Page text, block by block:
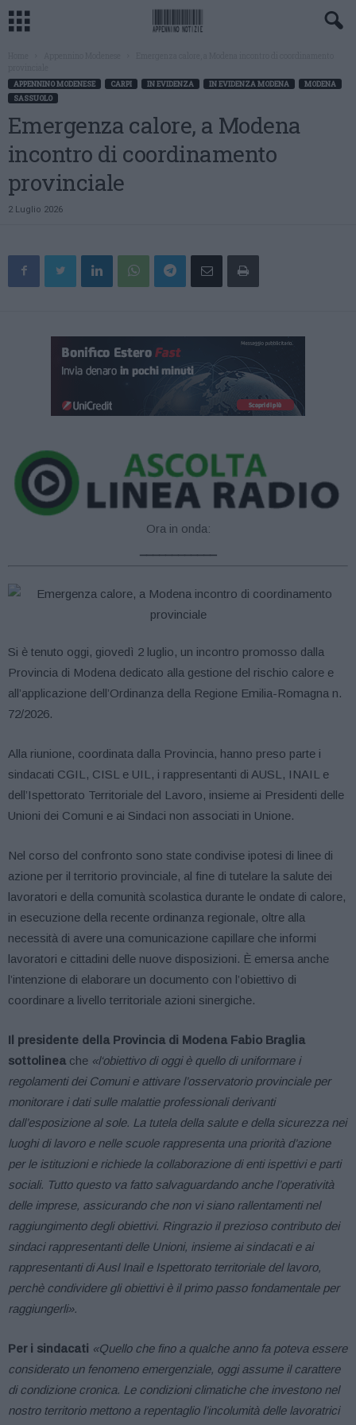
APPENNINO MODENESE CARPI IN EVIDENZA IN EVIDENZA MODENA
MODENA
SASSUOLO
Emergenza calore, a Modena
incontro di coordinamento
provinciale
2 Luglio 2026
Ora in onda:
Si è tenuto oggi, giovedì 2 luglio, un incontro promosso dalla
Provincia di Modena dedicato alla gestione del rischio calore e
all’applicazione dell’Ordinanza della Regione Emilia-Romagna n.
72/2026.
Alla riunione, coordinata dalla Provincia, hanno preso parte i
sindacati CGIL, CISL e UIL, i rappresentanti di AUSL, INAIL e
dell’Ispettorato Territoriale del Lavoro, insieme ai Presidenti delle
Unioni dei Comuni e ai Sindaci non associati in Unione.
Nel corso del confronto sono state condivise ipotesi di linee di
azione per il territorio provinciale, al fine di tutelare la salute dei
lavoratori e della comunità scolastica durante le ondate di calore,
in esecuzione della recente ordinanza regionale, oltre alla
necessità di avere una comunicazione capillare che informi
lavoratori e cittadini delle nuove disposizioni. È emersa anche
l’intenzione di elaborare un documento con l’obiettivo di
coordinare a livello territoriale azioni sinergiche.
Il presidente della Provincia di Modena Fabio Braglia
sottolinea che «l‘obiettivo di oggi è quello di uniformare i
regolamenti dei Comuni e attivare l’osservatorio provinciale per
monitorare i dati sulle malattie professionali derivanti
dall’esposizione al sole. La tutela della salute e della sicurezza nei
luoghi di lavoro e nelle scuole rappresenta una priorità d’azione
per le istituzioni e richiede la collaborazione di enti ispettivi e parti
sociali. Tutto questo va fatto salvaguardando anche l’operatività
delle imprese, assicurando che non vi siano rallentamenti nel
raggiungimento degli obiettivi. Ringrazio il prezioso contributo dei
sindaci rappresentanti delle Unioni, insieme ai sindacati e ai
rappresentanti di Ausl Inail e Ispettorato territoriale del lavoro,
perchè condividere gli obiettivi è il primo passo fondamentale per
raggiungerli».
Per i sindacati «Quello che fino a qualche anno fa poteva essere
considerato un fenomeno emergenziale, oggi assume il carattere
di condizione cronica. Le condizioni climatiche che investono nel
nostro territorio mettono a repentaglio l’incolumità delle lavoratrici